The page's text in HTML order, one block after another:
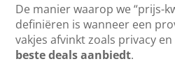
De manier waarop we “prijs-
definiëren is wanneer een
vakjes afvinkt zoals privacy
beste deals aanbiedt.